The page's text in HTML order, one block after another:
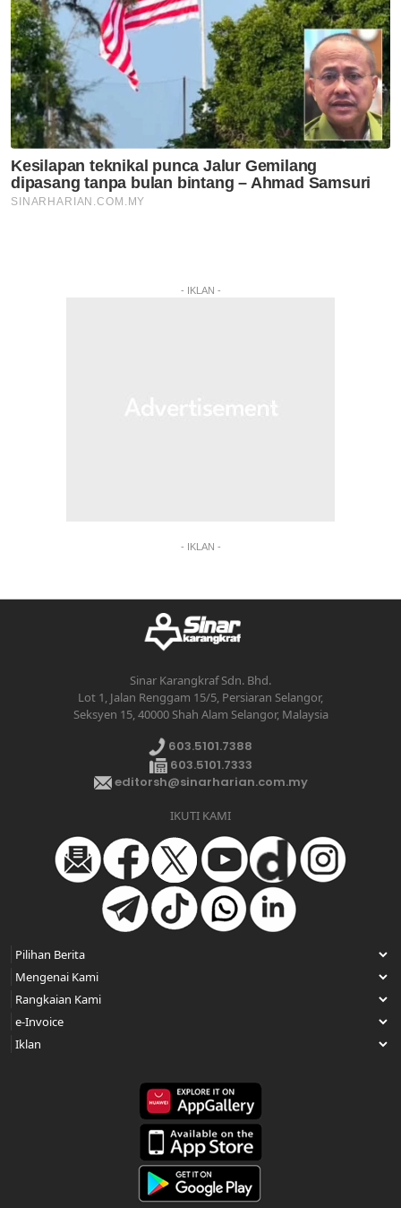
- IKLAN -
- IKLAN -
Sinar Karangkraf Sdn. Bhd.
Lot 1, Jalan Renggam 15/5, Persiaran Selangor,
Seksyen 15, 40000 Shah Alam Selangor, Malaysia
603.5101.7388
603.5101.7333
editorsh@sinarharian.com.my
IKUTI KAMI